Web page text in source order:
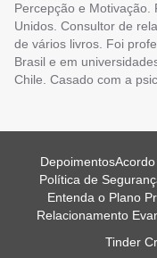
Percepção e Motivação.
Unidos. Consultor de
de vários livros. Foi
Brasil e em
Chile. Casado com a
Depoimentos
Política de
Entenda o Plano
Relacionamento
Tinder